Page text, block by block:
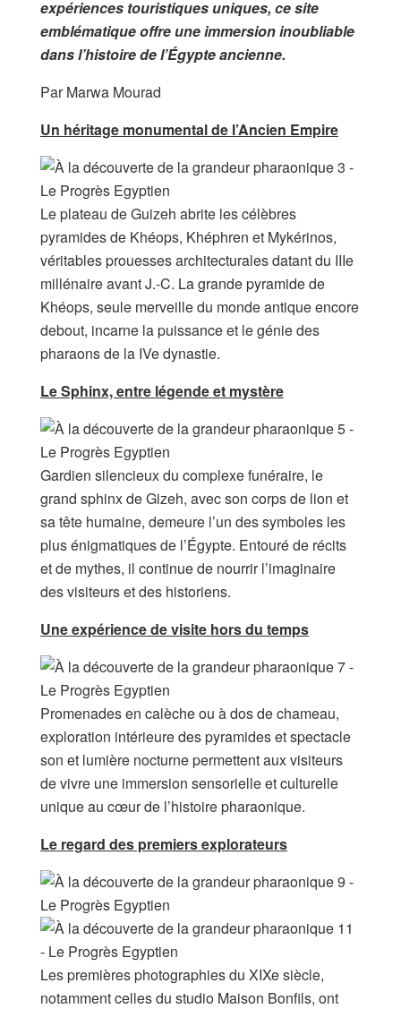
expériences touristiques uniques, ce site
emblématique offre une immersion inoubliable
dans l’histoire de l’Égypte ancienne.
Par Marwa Mourad
Un héritage monumental de l’Ancien Empire
Le plateau de Guizeh abrite les célèbres
pyramides de Khéops, Khéphren et Mykérinos,
véritables prouesses architecturales datant du IIIe
millénaire avant J.-C. La grande pyramide de
Khéops, seule merveille du monde antique encore
debout, incarne la puissance et le génie des
pharaons de la IVe dynastie.
Le Sphinx, entre légende et mystère
Gardien silencieux du complexe funéraire, le
grand sphinx de Gizeh, avec son corps de lion et
sa tête humaine, demeure l’un des symboles les
plus énigmatiques de l’Égypte. Entouré de récits
et de mythes, il continue de nourrir l’imaginaire
des visiteurs et des historiens.
Une expérience de visite hors du temps
Promenades en calèche ou à dos de chameau,
exploration intérieure des pyramides et spectacle
son et lumière nocturne permettent aux visiteurs
de vivre une immersion sensorielle et culturelle
unique au cœur de l’histoire pharaonique.
Le regard des premiers explorateurs
Les premières photographies du XIXe siècle,
notamment celles du studio Maison Bonfils, ont